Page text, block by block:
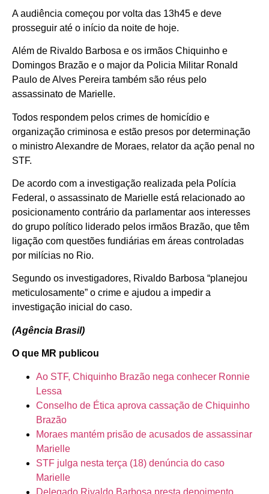
A audiência começou por volta das 13h45 e deve
prosseguir até o início da noite de hoje.
Além de Rivaldo Barbosa e os irmãos Chiquinho e
Domingos Brazão e o major da Policia Militar Ronald
Paulo de Alves Pereira também são réus pelo
assassinato de Marielle.
Todos respondem pelos crimes de homicídio e
organização criminosa e estão presos por determinação
o ministro Alexandre de Moraes, relator da ação penal no
STF.
De acordo com a investigação realizada pela Polícia
Federal, o assassinato de Marielle está relacionado ao
posicionamento contrário da parlamentar aos interesses
do grupo político liderado pelos irmãos Brazão, que têm
ligação com questões fundiárias em áreas controladas
por milícias no Rio.
Segundo os investigadores, Rivaldo Barbosa “planejou
meticulosamente” o crime e ajudou a impedir a
investigação inicial do caso.
(Agência Brasil)
O que MR publicou
Ao STF, Chiquinho Brazão nega conhecer Ronnie
Lessa
Conselho de Ética aprova cassação de Chiquinho
Brazão
Moraes mantém prisão de acusados de assassinar
Marielle
STF julga nesta terça (18) denúncia do caso
Marielle
Delegado Rivaldo Barbosa presta depoimento